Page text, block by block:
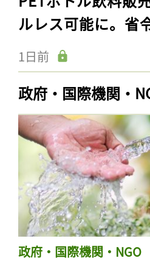
ルレス可能に。省
1日前
政府・国際機関・
政府・国際機関・NGO